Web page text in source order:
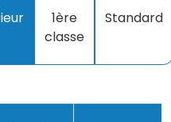
1ère
classe
Standard